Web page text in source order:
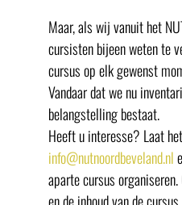
Maar, als wij vanuit het
cursisten bijeen weten te
cursus op elk gewenst
Vandaar dat we nu
belangstelling bestaat.
Heeft u interesse? Laat
info@nutnoordbeveland.nl
aparte cursus